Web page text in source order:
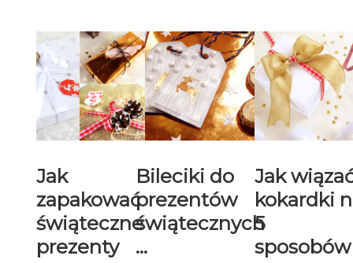
Jak
zapakować
świąteczne
prezenty
Bileciki do
prezentów
świątecznych
...
Jak
kokardki
5
sposobów